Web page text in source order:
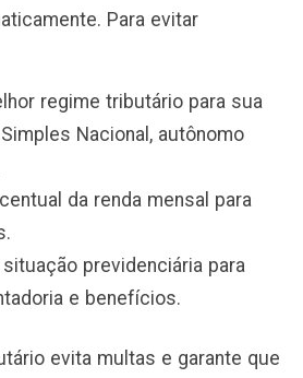
Para evitar
regime tributário para sua
Nacional, autônomo
da renda mensal para
previdenciária para
e benefícios.
evita multas e garante que